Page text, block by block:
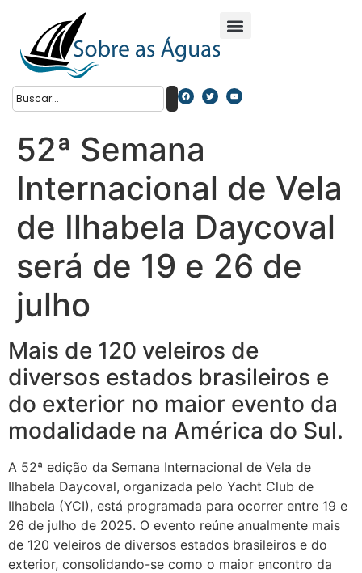
52ª Semana
Internacional de Vela
de Ilhabela Daycoval
será de 19 e 26 de
julho
Mais de 120 veleiros de
diversos estados brasileiros e
do exterior no maior evento da
modalidade na América do Sul.
A 52ª edição da Semana Internacional de Vela de
Ilhabela Daycoval, organizada pelo Yacht Club de
Ilhabela (YCI), está programada para ocorrer entre 19 e
26 de julho de 2025. O evento reúne anualmente mais
de 120 veleiros de diversos estados brasileiros e do
exterior, consolidando-se como o maior encontro da